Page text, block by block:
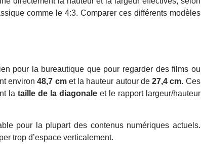
comme le 4:3. Comparer ces différents modèles
pour la bureautique que pour regarder des films ou
environ48,7 cmet la hauteur autour de27,4 cm. Ces
la taille de la diagonaleet le rapport largeur/hauteur
pour la plupart des contenus numériques actuels.
trop d’espace verticalement.